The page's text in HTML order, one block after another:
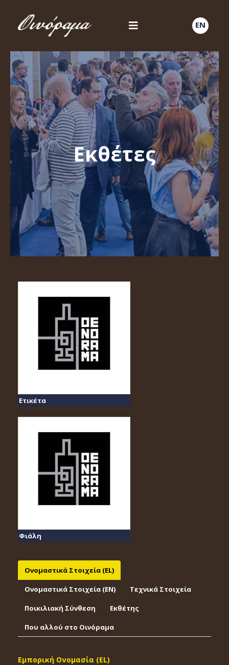
EN
Εκθέτες
Ετικέτα
Φιάλη
Ονομαστικά Στοιχεία (EL)
Ονομαστικά Στοιχεία (EΝ) Τεχνικά Στοιχεία
Ποικιλιακή Σύνθεση Εκθέτης
Που αλλού στο Οινόραμα
Εμπορική Ονομασία (EL)